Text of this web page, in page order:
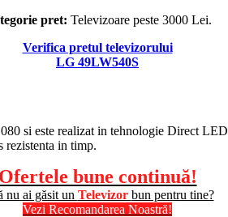
pret: Televizoare peste 3000 Lei.
Verifica pretul televizorului
LG 49LW540S
si este realizat in tehnologie Direct LED
rezistenta in timp.
Ofertele bune continuă!
nu ai găsit un Televizor bun pentru tine?
Vezi Recomandarea Noastră!